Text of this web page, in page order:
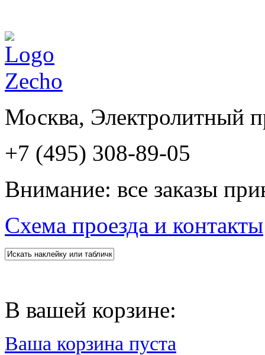
Москва, Электролитный
+7 (495) 308-89-05
Внимание: все заказы
Схема проезда и контакты
В вашей корзине:
Ваша корзина пуста